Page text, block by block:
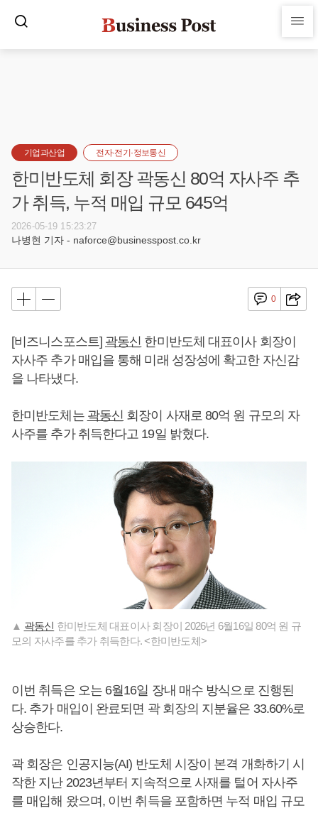
기업과산업 전자·전기·정보통신
한미반도체 회장 곽동신 80억 자사주 추
가 취득, 누적 매입 규모 645억
2026-05-19 15:23:27
나병현 기자 - naforce@businesspost.co.kr
0
[비즈니스포스트] 곽동신 한미반도체 대표이사 회장이
자사주 추가 매입을 통해 미래 성장성에 확고한 자신감
을 나타냈다.
한미반도체는 곽동신 회장이 사재로 80억 원 규모의 자
사주를 추가 취득한다고 19일 밝혔다.
▲ 곽동신 한미반도체 대표이사 회장이 2026년 6월16일 80억 원 규
모의 자사주를 추가 취득한다. <한미반도체>
이번 취득은 오는 6월16일 장내 매수 방식으로 진행된
다. 추가 매입이 완료되면 곽 회장의 지분율은 33.60%로
상승한다.
곽 회장은 인공지능(AI) 반도체 시장이 본격 개화하기 시
작한 지난 2023년부터 지속적으로 사재를 털어 자사주
를 매입해 왔으며, 이번 취득을 포함하면 누적 매입 규모